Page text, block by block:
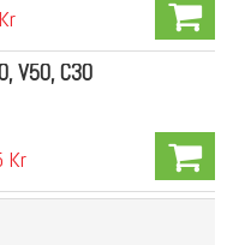
V50, C30
Kr